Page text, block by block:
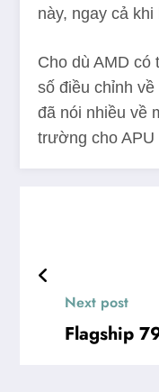
này, ngay cả
Cho dù AMD có
số điều chỉnh
đã nói nhiều về
trường cho
Next post
Flagship